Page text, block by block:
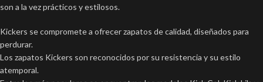
son a la vez prácticos y estilosos.
Kickers se compromete a ofrecer zapatos de calidad, diseñados para
perdurar.
Los zapatos Kickers son reconocidos por su resistencia y su estilo
atemporal.